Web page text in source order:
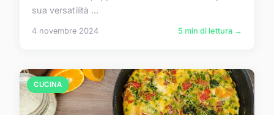
sua versatilità ...
4 novembre 2024 5 min di lettura →
CUCINA